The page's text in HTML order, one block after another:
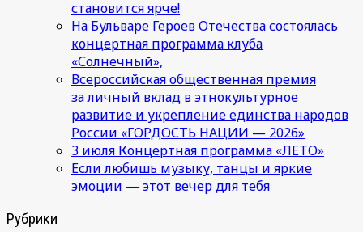
становится ярче!
На Бульваре Героев Отечества состоялась
концертная программа клуба
«Солнечный»,
Всероссийская общественная премия
за личный вклад в этнокультурное
развитие и укрепление единства народов
России «ГОРДОСТЬ НАЦИИ — 2026»
3 июля Концертная программа «ЛЕТО»
Если любишь музыку, танцы и яркие
эмоции — этот вечер для тебя
Рубрики